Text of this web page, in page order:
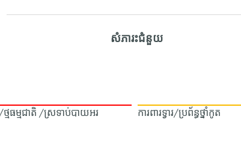
សំភារះជំនួយ
/ថ្មធម្មជាតិ /ស្រទាប់បាយអរ ការពារទ្វារ/ប្រព័ន្ធថ្នាំកូត